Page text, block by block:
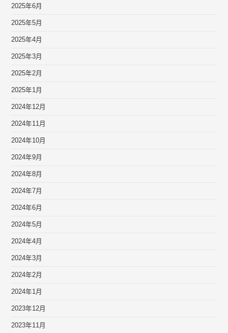
2025年6月
2025年5月
2025年4月
2025年3月
2025年2月
2025年1月
2024年12月
2024年11月
2024年10月
2024年9月
2024年8月
2024年7月
2024年6月
2024年5月
2024年4月
2024年3月
2024年2月
2024年1月
2023年12月
2023年11月